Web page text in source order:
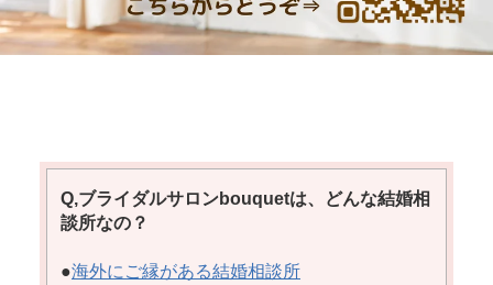
Q,ブライダルサロンbouquetは、どんな結婚相
談所なの？
●海外にご縁がある結婚相談所